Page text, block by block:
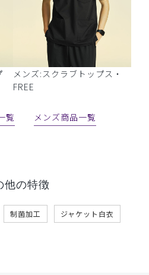
メンズ:スクラブトップス・
FREE
覧 メンズ商品一覧
他の特徴
制菌加工 ジャケット白衣